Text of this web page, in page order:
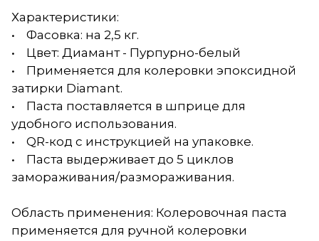
Характеристики:
• Фасовка: на 2,5 кг.
• Цвет: Диамант - Пурпурно-белый
• Применяется для колеровки эпоксидной
затирки Diamant.
• Паста поставляется в шприце для
удобного использования.
• QR-код с инструкцией на упаковке.
• Паста выдерживает до 5 циклов
замораживания/размораживания.
Область применения: Колеровочная паста
применяется для ручной колеровки